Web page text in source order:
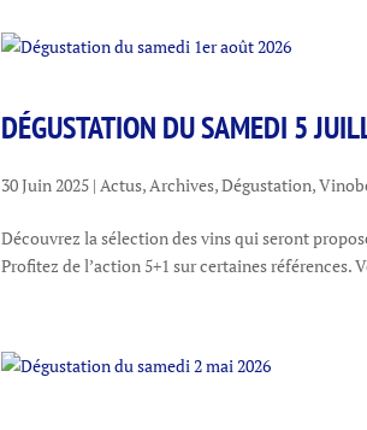
DÉGUSTATION DU SAMEDI 5
30 Juin 2025 | Actus, Archives,Dégustation,
Découvrez la sélection des vins qui seront
Profitez de l’action 5+1 sur certaines références.